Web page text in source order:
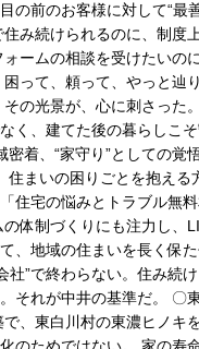
の前のお客様に対して“最
み続けられるのに、制度
ームの相談を受けたいの
って、頼って、やっと辿
その光景が、心に刺さった
く、建てた後の暮らしこ
密着、“家守り”としての覚
住まいの困りごとを抱える
住宅の悩みとトラブル無
体制づくりにも注力し、
、地域の住まいを長く保
社”で終わらない。住み続
それが中井の基準だ。 〇
、東白川村の東濃ヒノキ